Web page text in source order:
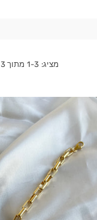
מציג: 1-3 מתוך 3תוצאות